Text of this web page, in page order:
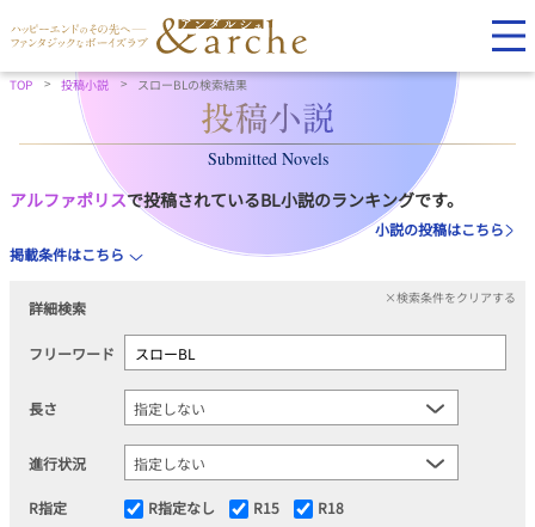
TOP 投稿小説 スローBLの検索結果
Submitted Novels
アルファポリスで投稿されているBL小説のランキングです。
小説の投稿はこちら
掲載条件はこちら
詳細検索
×検索条件をクリアする
フリーワード
長さ
進行状況
R指定 R指定なし R15 R18